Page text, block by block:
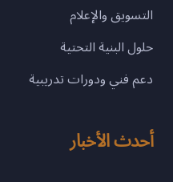
التسويق والإعلام
حلول البنية التحتية
دعم فني ودورات تدريبية
أحدث الأخبار